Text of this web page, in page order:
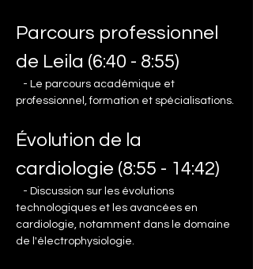
Parcours professionnel
de Leila (6:40 - 8:55)
- Le parcours académique et
professionnel, formation et spécialisations.
Évolution de la
cardiologie (8:55 - 14:42)
- Discussion sur les évolutions
technologiques et les avancées en
cardiologie, notamment dans le domaine
de l'électrophysiologie.